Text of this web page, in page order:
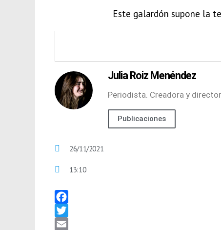
Este galardón supone la
Julia Roiz Menéndez
Periodista. Creadora y
Publicaciones
26/11/2021
13:10
F
a
T